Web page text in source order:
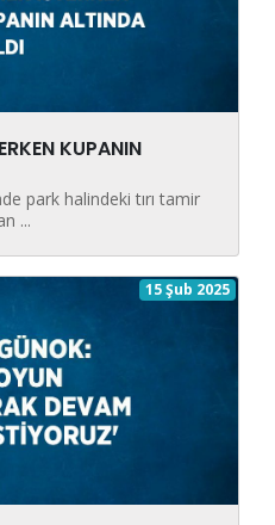
KUPANIN
park halindeki tırı tamir
...
15 Şub 2025